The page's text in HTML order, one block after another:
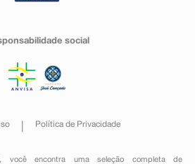
social
Política de Privacidade
você encontra uma seleção completa de